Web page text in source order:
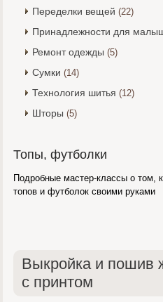
Переделки вещей (22)
Принадлежности для
Ремонт одежды (5)
Сумки (14)
Технология шитья (12)
Шторы (5)
Топы, футболки
Подробные мастер-классы о том,
топов и футболок своими руками
Выкройка и пошив
с принтом